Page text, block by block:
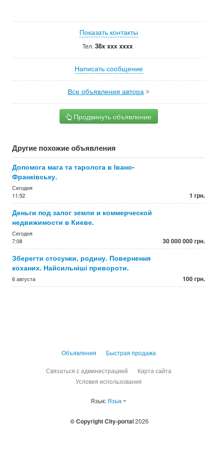
Показать контакты
Тел. 38x xxx xxxx
Написать сообщение
Все объявления автора
Продвинуть объявление
Другие похожие объявления
Допомога мага та таролога в Івано-
Франківську.
Сегодня
11:52
1 грн.
Деньги под залог земли и коммерческой
недвижимости в Киеве.
Сегодня
7:08
30 000 000 грн.
Зберегти стосунки, родину. Повернення
коханих. Найсильніші привороти.
6 августа 100 грн.
Объявления Быстрая продажа
Связаться с администрацией
Карта сайта
Условия использования
Язык: Язык
© Copyright City-portal2026